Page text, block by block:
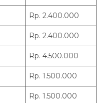
Rp. 2.400.000
Rp. 2.400.000
Rp. 4.500.000
Rp. 1.500.000
Rp. 1.500.000